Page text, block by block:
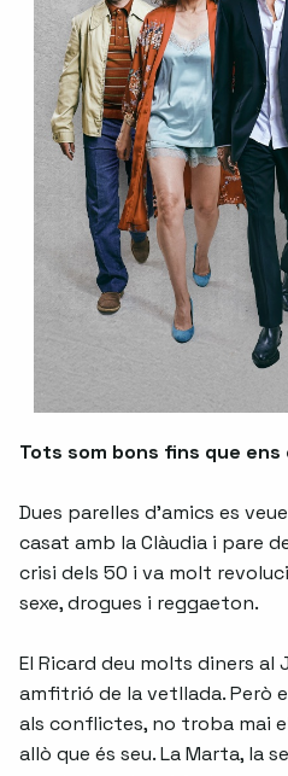
Tots som bons fins que
Dues parelles d'amics es
casat amb la Clàudia i pare
crisi dels 50 i va molt
sexe, drogues i reggaeton.
El Ricard deu molts diners al
amfitrió de la vetllada. Però
als conflictes, no troba mai
allò que és seu. La Marta, la